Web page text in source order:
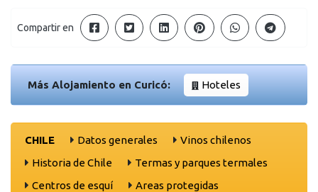
Compartir en
Más Alojamiento en Curicó: Hoteles
CHILE Datos generales
Vinos chilenos
Historia de Chile
Termas y parques termales
Centros de esquí
Areas protegidas